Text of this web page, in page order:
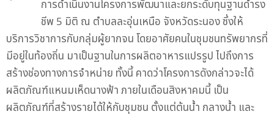
การดำเนินงานโครงการพัฒนาและยกระดับทุนฐานดำรง
ชีพ 5 มิติ ณ ตำบลละอุ่นเหนือ จังหวัดระนอง ซึ่งให้
บริการวิชาการกับกลุ่มผู้ยากจน โดยอาศัยคนในชุมชนทรัพยากรที่
มีอยู่ในท้องถิ่น มาเป็นฐานในการผลิตอาหารแปรรูป ไปถึงการ
สร้างช่องทางการจำหน่าย ทั้งนี้ คาดว่าโครงการดังกล่าวจะได้
ผลิตภัณฑ์แหนมเห็ดนางฟ้า ภายในเดือนสิงหาคมนี้ เป็น
ผลิตภัณฑ์ที่สร้างรายได้ให้กับชุมชน ตั้งแต่ต้นน้ำ กลางน้ำ และ